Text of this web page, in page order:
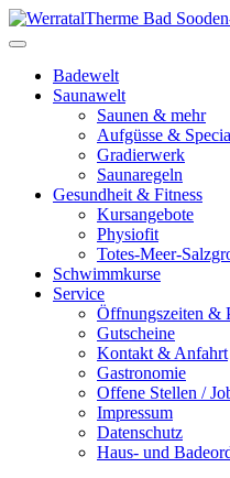
Toggle
navigationBadewelt
Saunawelt
Saunen & mehr
Aufgüsse &
Gradierwerk
Saunaregeln
Gesundheit & Fitness
Kursangebote
Physiofit
Totes-Meer-
Schwimmkurse
Service
Öffnungszeiten &
Gutscheine
Kontakt & Anfahrt
Gastronomie
Offene Stellen /
Impressum
Datenschutz
Haus- und